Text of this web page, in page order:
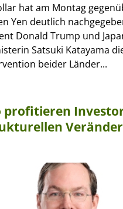
hat am Montag
Yen deutlich
Donald Trump und
Satsuki Katayama
beider Länder...
profitieren